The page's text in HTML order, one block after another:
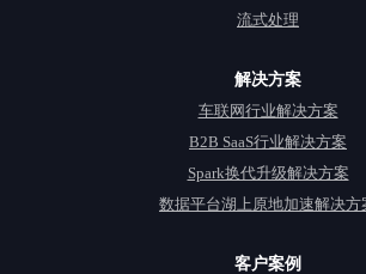
流式处理
解决方案
车联网行业解决方案
B2B SaaS行业解决方案
Spark换代升级解决方案
数据平台湖上原地加速解决方
客户案例